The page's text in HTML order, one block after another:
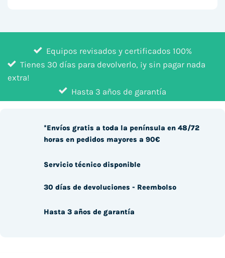
Equipos revisados y certificados 100%
Tienes 30 días para devolverlo, ¡y sin pagar nada
extra!
Hasta 3 años de garantía
*Envíos gratis a toda la península en 48/72
horas en pedidos mayores a 90€
Servicio técnico disponible
30 días de devoluciones - Reembolso
Hasta 3 años de garantía